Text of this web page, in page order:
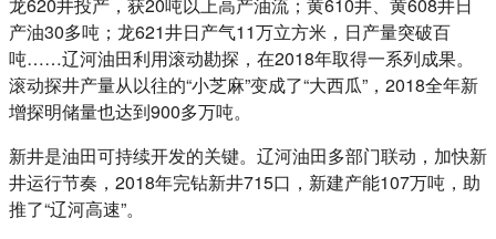
产油30多吨；龙621井日产气11万立方米，日产量突破百
吨……辽河油田利用滚动勘探，在2018年取得一系列成果。
滚动探井产量从以往的“小芝麻”变成了“大西瓜”，2018全年新
增探明储量也达到900多万吨。
新井是油田可持续开发的关键。辽河油田多部门联动，加快新
井运行节奏，2018年完钻新井715口，新建产能107万吨，助
推了“辽河高速”。